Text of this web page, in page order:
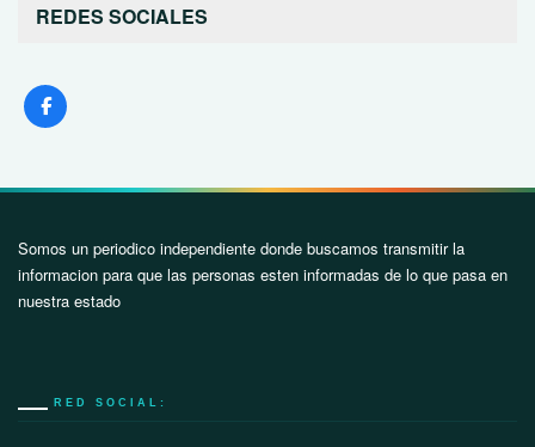
REDES SOCIALES
Somos un periodico independiente donde buscamos transmitir la
informacion para que las personas esten informadas de lo que pasa en
nuestra estado
RED SOCIAL: